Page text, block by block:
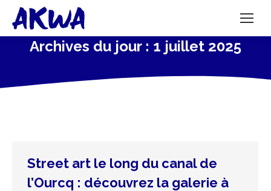
Archives du jour : 1 juillet 2025
Street art le long du canal de
l’Ourcq : découvrez la galerie à